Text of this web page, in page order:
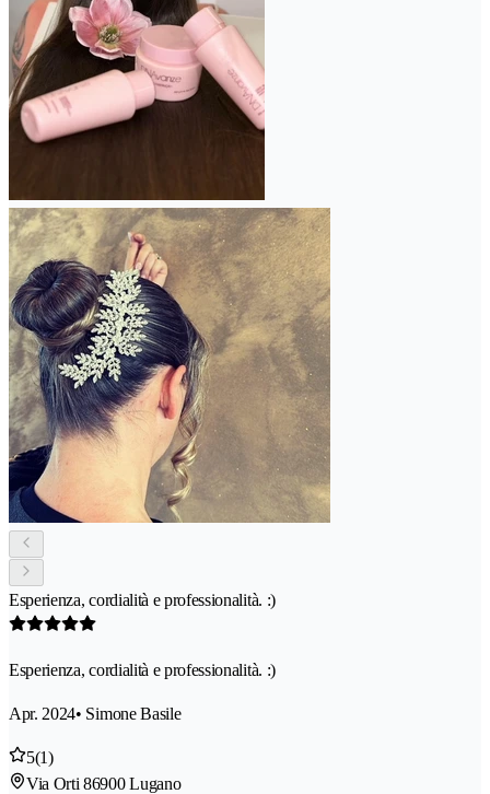
Esperienza, cordialità e professionalità. :)
Esperienza, cordialità e professionalità. :)
Apr. 2024• Simone Basile
5(1)
Via Orti 86900 Lugano